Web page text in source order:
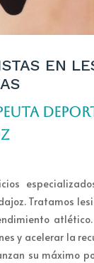
EN
Tratamos
y acelerar la
su máximo